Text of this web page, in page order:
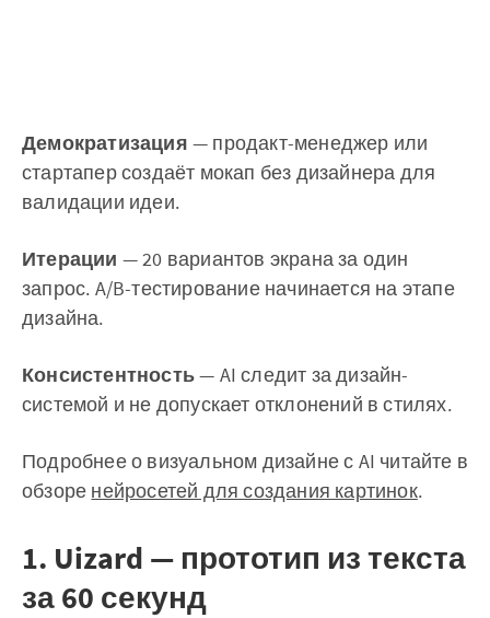
Демократизация — продакт-менеджер или
стартапер создаёт мокап без дизайнера для
валидации идеи.
Итерации — 20 вариантов экрана за один
запрос. A/B-тестирование начинается на этапе
дизайна.
Консистентность— AI следит за дизайн-
системой и не допускает отклонений в стилях.
Подробнее о визуальном дизайне с AI читайте в
обзоре нейросетей для создания картинок.
1. Uizard — прототип из текста
за 60 секунд